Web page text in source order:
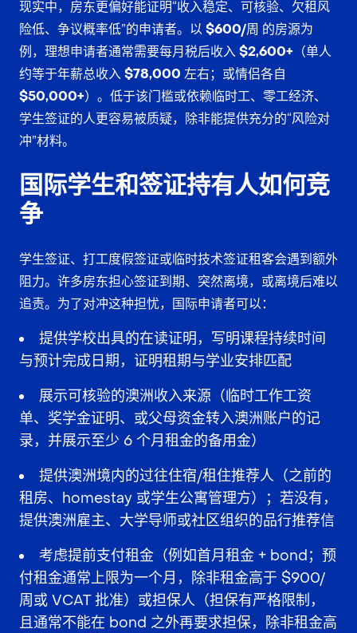
现实中，房东更偏好能证明“收入稳定、可核验、欠租风
险低、争议概率低”的申请者。以 $600/周 的房源为
例，理想申请者通常需要每月税后收入$2,600+ （单人
约等于年薪总收入$78,000 左右；或情侣各自
$50,000+）。低于该门槛或依赖临时工、零工经济、
学生签证的人更容易被质疑，除非能提供充分的“风险对
冲”材料。
国际学生和签证持有人如何竞
争
学生签证、打工度假签证或临时技术签证租客会遇到额外
阻力。许多房东担心签证到期、突然离境，或离境后难以
追责。为了对冲这种担忧，国际申请者可以：
提供学校出具的在读证明，写明课程持续时间
与预计完成日期，证明租期与学业安排匹配
展示可核验的澳洲收入来源（临时工作工资
单、奖学金证明、或父母资金转入澳洲账户的记
录，并展示至少 6 个月租金的备用金）
提供澳洲境内的过往住宿/租住推荐人（之前的
租房、homestay 或学生公寓管理方）；若没有，
提供澳洲雇主、大学导师或社区组织的品行推荐信
考虑提前支付租金（例如首月租金 + bond；预
付租金通常上限为一个月，除非租金高于 $900/
周或 VCAT 批准）或担保人（担保有严格限制，
且通常不能在 bond 之外再要求担保，除非租金高